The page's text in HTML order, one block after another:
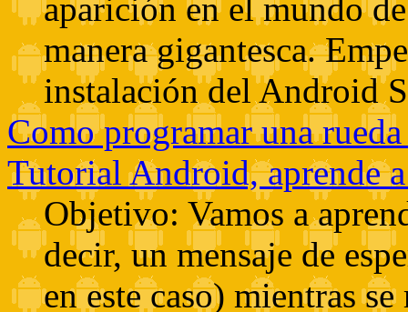
aparición en el mundo
manera gigantesca.
instalación del Android
Como programar una
Tutorial Android, aprende
Objetivo: Vamos a
decir, un mensaje de
en este caso) mientras